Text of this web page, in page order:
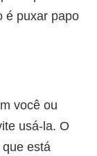
é puxar papo
você ou
usá-la. O
está